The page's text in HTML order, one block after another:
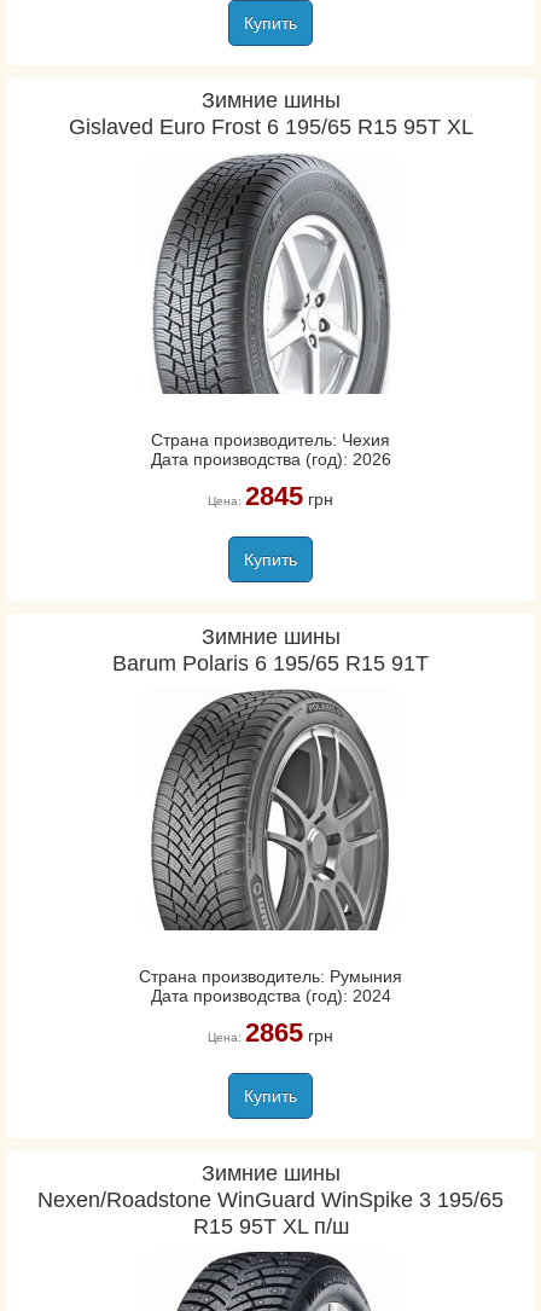
Купить
Зимние шины
Gislaved Euro Frost 6 195/65 R15 95T XL
Страна производитель: Чехия
Дата производства (год): 2026
Цена: 2845грн
Купить
Зимние шины
Barum Polaris 6 195/65 R15 91T
Страна производитель: Румыния
Дата производства (год): 2024
Цена: 2865грн
Купить
Зимние шины
Nexen/Roadstone WinGuard WinSpike 3 195/65
R15 95T XL п/ш